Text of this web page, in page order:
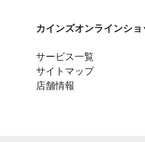
カインズオンラインショ
サービス一覧
サイトマップ
店舗情報